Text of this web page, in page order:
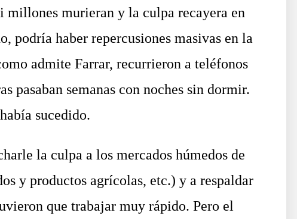
murieran y la culpa recayera en
podría haber repercusiones masivas en la
admite Farrar, recurrieron a teléfonos
pasaban semanas con noches sin dormir.
sucedido.
la culpa a los mercados húmedos de
y productos agrícolas, etc.) y a respaldar
que trabajar muy rápido. Pero el